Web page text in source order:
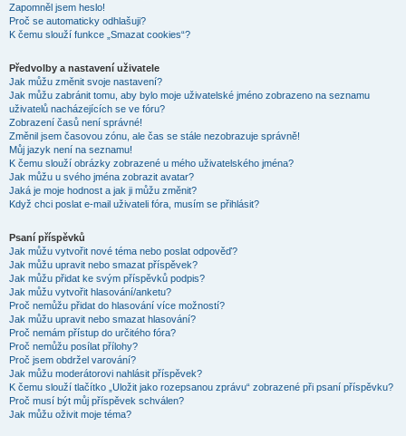
Zapomněl jsem heslo!
Proč se automaticky odhlašuji?
K čemu slouží funkce „Smazat cookies“?
Předvolby a nastavení uživatele
Jak můžu změnit svoje nastavení?
Jak můžu zabránit tomu, aby bylo moje uživatelské jméno zobrazeno na seznamu
uživatelů nacházejících se ve fóru?
Zobrazení časů není správné!
Změnil jsem časovou zónu, ale čas se stále nezobrazuje správně!
Můj jazyk není na seznamu!
K čemu slouží obrázky zobrazené u mého uživatelského jména?
Jak můžu u svého jména zobrazit avatar?
Jaká je moje hodnost a jak ji můžu změnit?
Když chci poslat e-mail uživateli fóra, musím se přihlásit?
Psaní příspěvků
Jak můžu vytvořit nové téma nebo poslat odpověď?
Jak můžu upravit nebo smazat příspěvek?
Jak můžu přidat ke svým příspěvků podpis?
Jak můžu vytvořit hlasování/anketu?
Proč nemůžu přidat do hlasování více možností?
Jak můžu upravit nebo smazat hlasování?
Proč nemám přístup do určitého fóra?
Proč nemůžu posílat přílohy?
Proč jsem obdržel varování?
Jak můžu moderátorovi nahlásit příspěvek?
K čemu slouží tlačítko „Uložit jako rozepsanou zprávu“ zobrazené při psaní příspěvku?
Proč musí být můj příspěvek schválen?
Jak můžu oživit moje téma?